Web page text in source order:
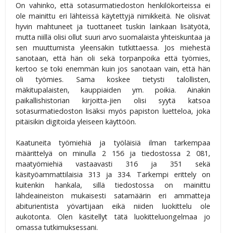
On vahinko, että sotasurmatiedoston henkilökorteissa ei
ole mainittu eri lähteissä käytettyjä nimikkeitä. Ne olisivat
hyvin mahtuneet ja tuottaneet tuskin lainkaan lisätyötä,
mutta niillä olisi ollut suuri arvo suomalaista yhteiskuntaa ja
sen muuttumista yleensäkin tutkittaessa. Jos miehestä
sanotaan, että hän oli sekä torpanpoika että työmies,
kertoo se toki enemmän kuin jos sanotaan vain, että hän
oli työmies. Sama koskee tietysti talollisten,
mäkitupalaisten, kauppiaiden ym. poikia. Ainakin
paikallishistorian kirjoitta-jien olisi syytä katsoa
sotasurmatiedoston lisäksi myös papiston luetteloa, joka
pitäisikin digitoida yleiseen käyttöön.
Kaatuneita työmiehiä ja työläisiä ilman tarkempaa
määrittelyä on minulla 2 156 ja tiedostossa 2 081,
maatyömiehiä vastaavasti 316 ja 351 sekä
käsityöammattilaisia 313 ja 334. Tarkempi erittely on
kuitenkin hankala, sillä tiedostossa on mainittu
lähdeaineiston mukaisesti satamäärin eri ammatteja
abiturientista yövartijaan eikä niiden luokittelu ole
aukotonta. Olen käsitellyt tätä luokitteluongelmaa jo
omassa tutkimuksessani.